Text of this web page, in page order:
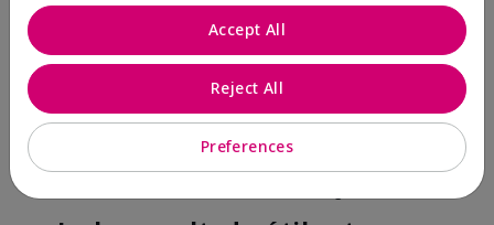
Evaluado en
Comentarios sobre Mary Kay Clinical Solutions®
Dynamic Wrinkle Limiter™
Hope it helps
Preferences
Reject All
Accept All